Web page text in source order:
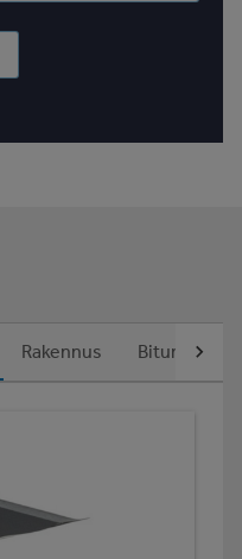
Rakennus Bitumiset